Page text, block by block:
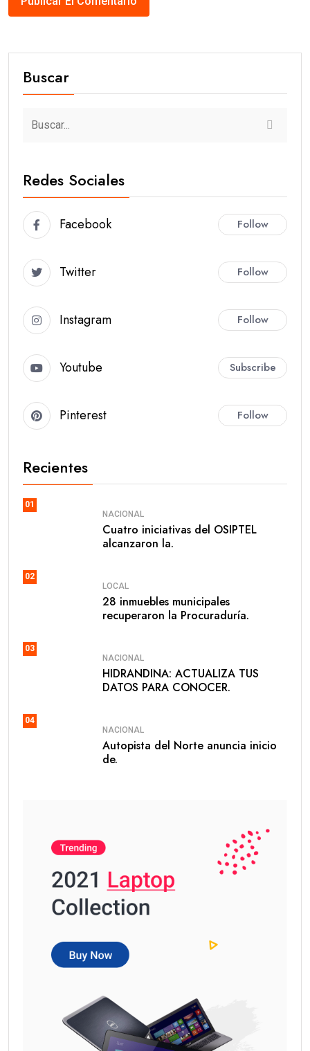
Buscar
Redes Sociales
Facebook Follow
Twitter Follow
Instagram Follow
Youtube Subscribe
Pinterest Follow
Recientes
01
NACIONAL
Cuatro iniciativas del OSIPTEL
alcanzaron la.
02
LOCAL
28 inmuebles municipales
recuperaron la Procuraduría.
03
NACIONAL
HIDRANDINA: ACTUALIZA TUS
DATOS PARA CONOCER.
04
NACIONAL
Autopista del Norte anuncia inicio
de.